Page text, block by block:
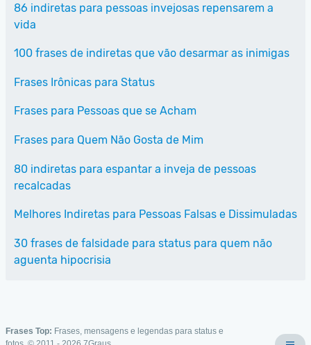
86 indiretas para pessoas invejosas repensarem a
vida
100 frases de indiretas que vão desarmar as inimigas
Frases Irônicas para Status
Frases para Pessoas que se Acham
Frases para Quem Não Gosta de Mim
80 indiretas para espantar a inveja de pessoas
recalcadas
Melhores Indiretas para Pessoas Falsas e Dissimuladas
30 frases de falsidade para status para quem não
aguenta hipocrisia
Frases Top: Frases, mensagens e legendas para status e